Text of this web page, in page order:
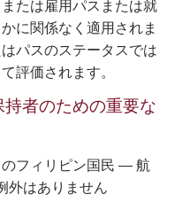
たは雇用パスまたは就
に関係なく適用されま
パスのステータスでは
評価されます。
者のための重要な
フィリピン国民 — 航
外はありません